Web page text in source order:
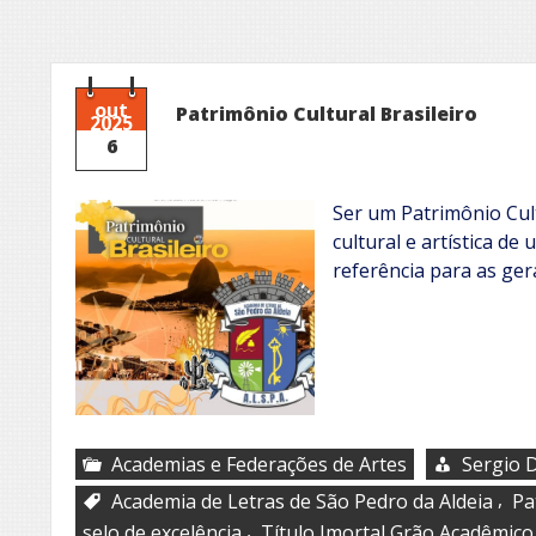
out
2025
6
Patrimônio Cultural Brasileiro
Ser um Patrimônio
cultural e artística de
referência para as
Academias e Federações de Artes
Sergio
Academia de Letras de São Pedro da Aldeia ,
,